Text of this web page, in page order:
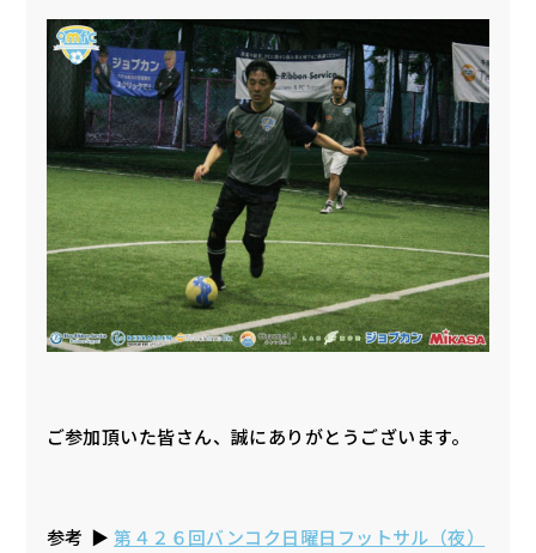
ご参加頂いた皆さん、誠にありがとうございます。
参考 ▶︎第４２６回バンコク日曜日フットサル（夜）